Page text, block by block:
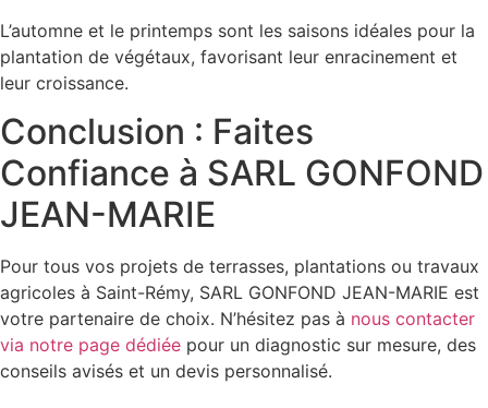
L’automne et le printemps sont les saisons idéales pour la
plantation de végétaux, favorisant leur enracinement et
leur croissance.
Conclusion : Faites
Confiance à SARL GONFOND
JEAN-MARIE
Pour tous vos projets de terrasses, plantations ou travaux
agricoles à Saint-Rémy, SARL GONFOND JEAN-MARIE est
votre partenaire de choix. N’hésitez pas à nous contacter
via notre page dédiée pour un diagnostic sur mesure, des
conseils avisés et un devis personnalisé.